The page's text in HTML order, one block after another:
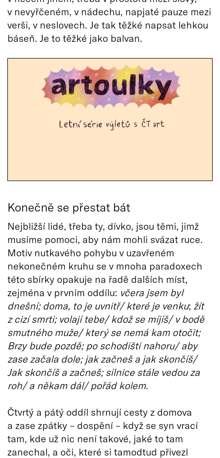
v nevyřčeném, v nádechu, napjaté pauze mezi
verši, v neslovech. Je tak těžké napsat lehkou
báseň. Je to těžké jako balvan.
Konečně se přestat bát
Nejbližší lidé, třeba ty, dívko, jsou těmi, jimž
musíme pomoci, aby nám mohli svázat ruce.
Motiv nutkavého pohybu v uzavřeném
nekonečném kruhu se v mnoha paradoxech
této sbírky opakuje na řadě dalších míst,
zejména v prvním oddílu: včera jsem byl
dnešní; doma, to je uvnitř/ které je venku; žít
z cizí smrti; volají tebe/ kdož se míjíš/ v bodě
smutného muže/ který se nemá kam otočit;
Brzy bude pozdě; po schodišti nahoru/ aby
zase začala dole; jak začneš a jak skončíš/
Jak skončíš a začneš; silnice stále vedou za
roh/ a někam dál/ pořád kolem.
Čtvrtý a pátý oddíl shrnují cesty z domova
a zase zpátky – dospění – když se syn vrací
tam, kde už nic není takové, jaké to tam
zanechal, a oči, které si tamodtud přivezl